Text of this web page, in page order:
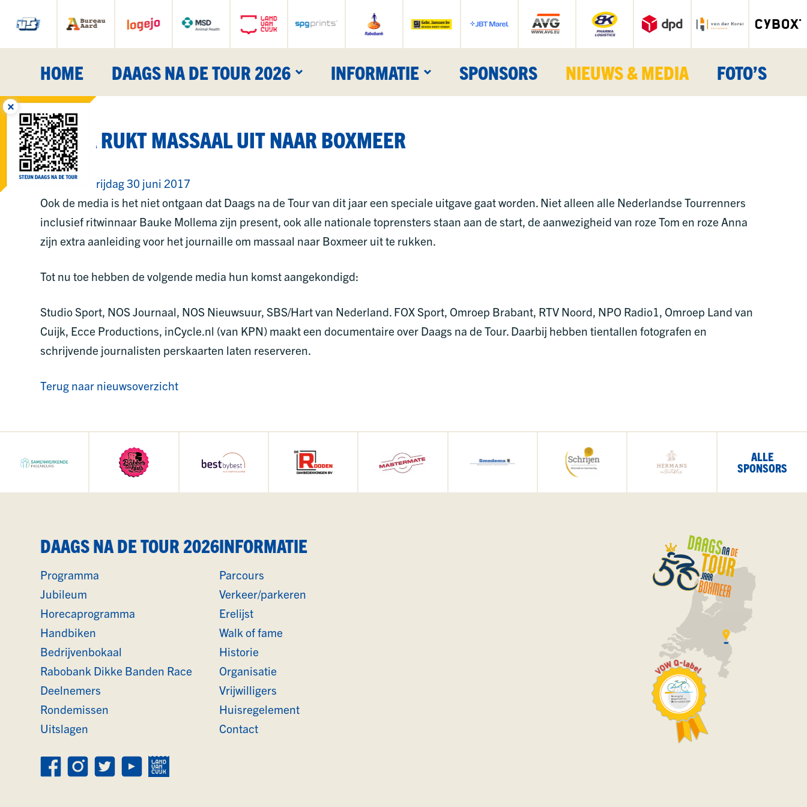
HOME DAAGS NA DE TOUR 2026 INFORMATIE SPONSORS NIEUWS & MEDIA FOTO’S
MEDIA RUKT MASSAAL UIT NAAR BOXMEER
Geplaatst vrijdag 30 juni 2017
Ook de media is het niet ontgaan dat Daags na de Tour van dit jaar een speciale uitgave gaat worden. Niet alleen alle Nederlandse Tourrenners
inclusief ritwinnaar Bauke Mollema zijn present, ook alle nationale toprensters staan aan de start, de aanwezigheid van roze Tom en roze Anna
zijn extra aanleiding voor het journaille om massaal naar Boxmeer uit te rukken.
Tot nu toe hebben de volgende media hun komst aangekondigd:
Studio Sport, NOS Journaal, NOS Nieuwsuur, SBS/Hart van Nederland. FOX Sport, Omroep Brabant, RTV Noord, NPO Radio1, Omroep Land van
Cuijk, Ecce Productions, inCycle.nl (van KPN) maakt een documentaire over Daags na de Tour. Daarbij hebben tientallen fotografen en
schrijvende journalisten perskaarten laten reserveren.
Terug naar nieuwsoverzicht
ALLE
SPONSORS
DAAGS NA DE TOUR 2026
Programma
Jubileum
Horecaprogramma
Handbiken
Bedrijvenbokaal
Rabobank Dikke Banden Race
Deelnemers
Rondemissen
Uitslagen
INFORMATIE
Parcours
Verkeer/parkeren
Erelijst
Walk of fame
Historie
Organisatie
Vrijwilligers
Huisregelement
Contact